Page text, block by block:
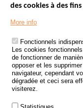
Menu
Footer
LES SITES PUBLICS
ÉTAT DE L’INSÉCURITÉ
TRAITEMENT DES
LA ROUTE
ETUDES ET
APPEL À PROJETS
des cookies à des
More info
Fonctionnels
Les cookies
de fonctionner de
opposer et les
navigateur, cependant
dégradée et ceci sera
visiterez.